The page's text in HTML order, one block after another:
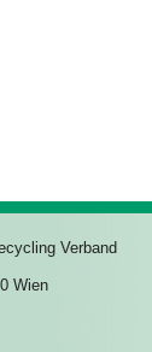
Verband
Wien